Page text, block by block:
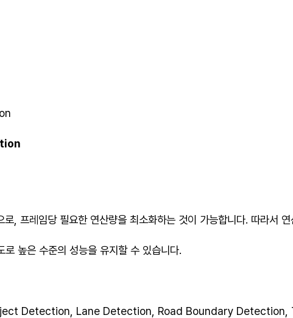
, 프레임당 필요한 연산량을 최소화하는 것이 가능합니다. 따라서
높은 수준의 성능을 유지할 수 있습니다.
Detection, Lane Detection, Road Boundary